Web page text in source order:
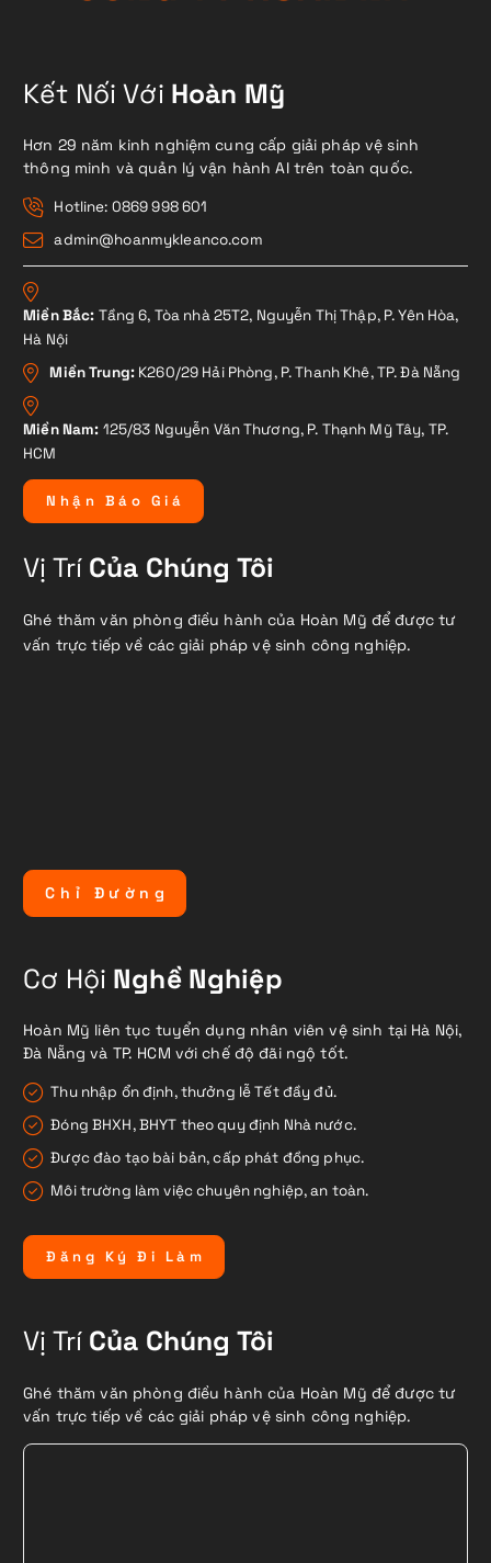
Kết Nối Với Hoàn Mỹ
Hơn 29 năm kinh nghiệm cung cấp giải pháp vệ sinh
thông minh và quản lý vận hành AI trên toàn quốc.
Hotline: 0869 998 601
admin@hoanmykleanco.com
Miền Bắc: Tầng 6, Tòa nhà 25T2, Nguyễn Thị Thập, P. Yên Hòa,
Hà Nội
Miền Trung: K260/29 Hải Phòng, P. Thanh Khê, TP. Đà Nẵng
Miền Nam: 125/83 Nguyễn Văn Thương, P. Thạnh Mỹ Tây, TP.
HCM
N hậ n B á o G i á
Vị TríCủa Chúng Tôi
Ghé thăm văn phòng điều hành của Hoàn Mỹ để được tư
vấn trực tiếp về các giải pháp vệ sinh công nghiệp.
C h ỉ Đ ư ờ n g
Cơ Hội Nghề Nghiệp
Hoàn Mỹ liên tục tuyển dụng nhân viên vệ sinh tại Hà Nội,
Đà Nẵng và TP. HCM với chế độ đãi ngộ tốt.
Thu nhập ổn định, thưởng lễ Tết đầy đủ.
Đóng BHXH, BHYT theo quy định Nhà nước.
Được đào tạo bài bản, cấp phát đồng phục.
Môi trường làm việc chuyên nghiệp, an toàn.
Đ ă n g Ký Đ i L à m
Vị TríCủa Chúng Tôi
Ghé thăm văn phòng điều hành của Hoàn Mỹ để được tư
vấn trực tiếp về các giải pháp vệ sinh công nghiệp.